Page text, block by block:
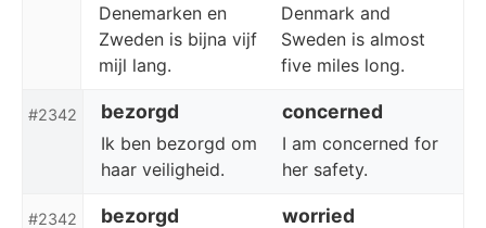
Denemarken en
Zweden is bijna vijf
mijl lang.
Denmark and
Sweden is almost
five miles long.
#2342 bezorgd concerned
Ik ben bezorgd om
haar veiligheid.
I am concerned for
her safety.
#2342 bezorgd worried